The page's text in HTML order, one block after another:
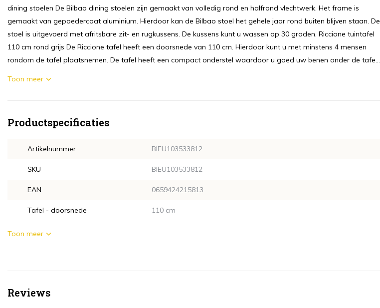
dining stoelen De Bilbao dining stoelen zijn gemaakt van volledig rond en halfrond vlechtwerk. Het frame is
gemaakt van gepoedercoat aluminium. Hierdoor kan de Bilbao stoel het gehele jaar rond buiten blijven staan. De
stoel is uitgevoerd met afritsbare zit- en rugkussens. De kussens kunt u wassen op 30 graden. Riccione tuintafel
110 cm rond grijs De Riccione tafel heeft een doorsnede van 110 cm. Hierdoor kunt u met minstens 4 mensen
rondom de tafel plaatsnemen. De tafel heeft een compact onderstel waardoor u goed uw benen onder de tafe...
Toon meer
Productspecificaties
Artikelnummer BIEU103533812
SKU BIEU103533812
EAN 0659424215813
Tafel - doorsnede 110 cm
Toon meer
Reviews